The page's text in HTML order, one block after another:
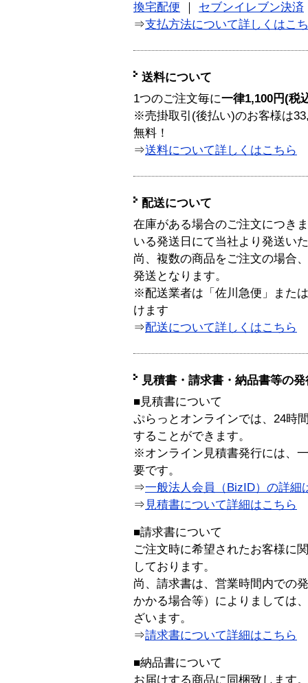
換宅配便
セブンイレブン決済
⇒支払方法について詳しくはこ
送料について
1つのご注文毎に一律1,100円(税
※売掛取引(後払い)のお客様は
無料！
⇒送料について詳しくはこちら
配送について
在庫がある場合のご注文につき
いる発送日にて当社より発送い
尚、複数の商品をご注文の場合
発送となります。
※配送業者は「佐川急便」また
けます
⇒配送について詳しくはこちら
見積書・請求書・納品書等の
■見積書について
ぷらっとオンラインでは、24時
することができます。
※オンライン見積書発行には、
要です。
⇒一般法人会員（BizID）の詳細
⇒ 見積書について詳細はこちら
■請求書について
ご注文時に希望されたお客様に
しております。
尚、請求書は、営業時間内での
かかる場合等）によりましては
ざいます。
⇒請求書について詳細はこちら
■納品書について
お届けする商品に同梱致します。